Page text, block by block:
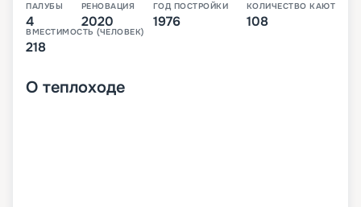
ПАЛУБЫ
4
РЕНОВАЦИЯ
2020
ГОД ПОСТРОЙКИ
1976
КОЛИЧЕСТВО КАЮТ
108
ВМЕСТИМОСТЬ (ЧЕЛОВЕК)
218
О теплоходе